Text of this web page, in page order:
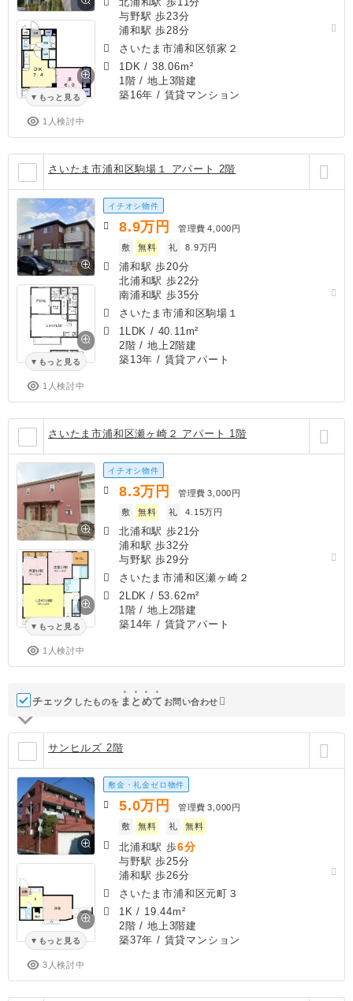
もっと見る
1人検討中
与野駅 歩23分
浦和駅 歩28分
さいたま市浦和区領家２
1DK / 38.06m²
1階 / 地上3階建
築16年 / 賃貸マンション
さいたま市浦和区駒場１ アパート 2階
もっと見る
1人検討中
イチオシ物件
8.9万円 管理費 4,000円
敷
無料 礼 8.9万円
浦和駅 歩20分
北浦和駅 歩22分
南浦和駅 歩35分
さいたま市浦和区駒場１
1LDK / 40.11m²
2階 / 地上2階建
築13年 / 賃貸アパート
さいたま市浦和区瀬ヶ崎２ アパート 1階
もっと見る
1人検討中
イチオシ物件
8.3万円 管理費 3,000円
敷
無料 礼 4.15万円
北浦和駅 歩21分
浦和駅 歩32分
与野駅 歩29分
さいたま市浦和区瀬ヶ崎２
2LDK / 53.62m²
1階 / 地上2階建
築14年 / 賃貸アパート
チェック したものを ま と めて お問い合わせ
サンヒルズ 2階
もっと見る
3人検討中
敷金・礼金ゼロ物件
5.0万円 管理費 3,000円
敷
無料 礼 無料
北浦和駅 歩6分
与野駅 歩25分
浦和駅 歩26分
さいたま市浦和区元町３
1K / 19.44m²
2階 / 地上3階建
築37年 / 賃貸マンション